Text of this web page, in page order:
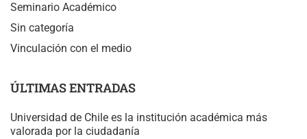
Seminario Académico
Sin categoría
Vinculación con el medio
ÚLTIMAS ENTRADAS
Universidad de Chile es la institución académica más
valorada por la ciudadanía